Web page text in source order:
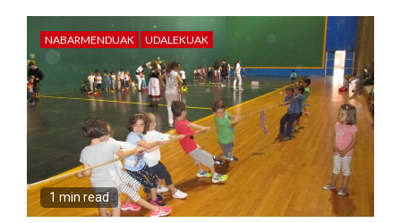
NABARMENDUAK UDALEKUAK
1 min read